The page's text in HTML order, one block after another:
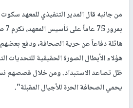
من جانبه قال المدير التنفيذي للمعهد
هائلة دفاعاً عن حرية الصحافة، ودفع
هؤلاء الأبطال الصورة الحقيقية للتحديات
ظل تصاعد الاستبداد. ومن خلال قصصهم
يحمي الصحافة الحرة للأجيال المقبلة".